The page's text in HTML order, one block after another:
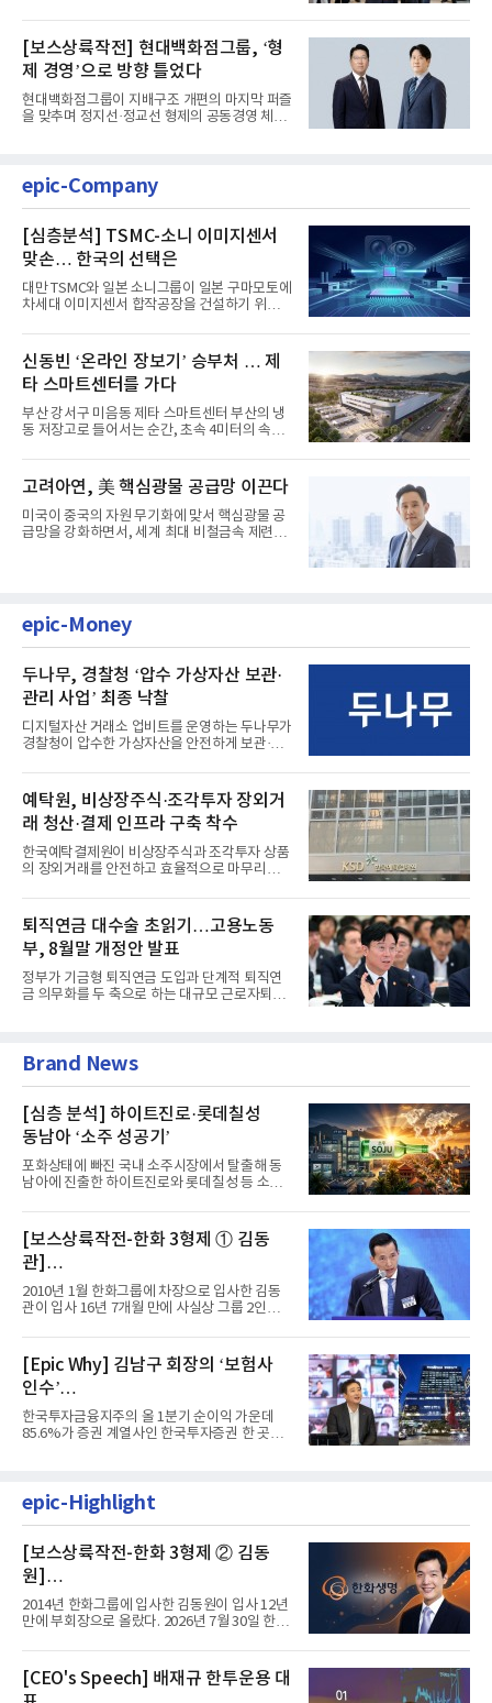
[보스상륙작전] 현대백화점그룹, ‘형
제 경영’으로 방향 틀었다
현대백화점그룹이 지배구조 개편의 마지막 퍼즐
을 맞추며 정지선·정교선 형제의 공동경영 체제
epic-Company
[심층분석] TSMC-소니 이미지센서
맞손… 한국의 선택은
대만 TSMC와 일본 소니그룹이 일본 구마모토에
차세대 이미지센서 합작공장을 건설하기 위해
신동빈 ‘온라인 장보기’ 승부처 … 제
타 스마트센터를 가다
부산 강서구 미음동 제타 스마트센터 부산의 냉
동 저장고로 들어서는 순간, 초속 4미터의 속도
고려아연, 美 핵심광물 공급망 이끈다
미국이 중국의 자원 무기화에 맞서 핵심광물 공
급망을 강화하면서, 세계 최대 비철금속 제련기
epic-Money
두나무, 경찰청 ‘압수 가상자산 보관·
관리 사업’ 최종 낙찰
디지털자산 거래소 업비트를 운영하는 두나무가
경찰청이 압수한 가상자산을 안전하게 보관·관
예탁원, 비상장주식·조각투자 장외거
래 청산·결제 인프라 구축 착수
한국예탁결제원이 비상장주식과 조각투자 상품
의 장외거래를 안전하고 효율적으로 마무리하기
퇴직연금 대수술 초읽기…고용노동
부, 8월말 개정안 발표
정부가 기금형 퇴직연금 도입과 단계적 퇴직연
금 의무화를 두 축으로 하는 대규모 근로자퇴직
Brand News
[심층 분석] 하이트진로·롯데칠성
동남아 ‘소주 성공기’
포화상태에 빠진 국내 소주시장에서 탈출해 동
남아에 진출한 하이트진로와 롯데칠성 등 소주
[보스상륙작전-한화 3형제 ① 김동
관]
입사 16년 만에 수석부회장 … 경영승
계 ‘초읽기’
2010년 1월 한화그룹에 차장으로 입사한 김동
관이 입사 16년 7개월 만에 사실상 그룹 2인자
[Epic Why] 김남구 회장의 ‘보험사
인수’
발걸음이 신중해진 배경은?
한국투자금융지주의 올 1분기 순이익 가운데
85.6%가 증권 계열사인 한국투자증권 한 곳에
epic-Highlight
[보스상륙작전-한화 3형제 ② 김동
원]
입사 12년 만에 금융계열 수장 등극
2014년 한화그룹에 입사한 김동원이 입사 12년
만에 부회장으로 올랐다. 2026년 7월 30일 한화
[CEO's Speech] 배재규 한투운용 대